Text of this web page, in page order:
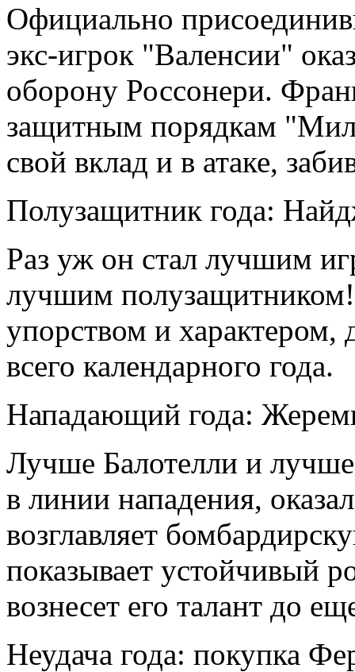
Официально
экс-игрок "Валенсии"
оборону Россонери.
защитным порядкам
свой вклад и в атаке,
Полузащитник года:
Раз уж он стал лучшим
лучшим
упорством и характером,
всего календарного года.
Нападающий года:
Лучше Балотелли и
в линии нападения,
возглавляет
показывает устойчивый
вознесет его талант до
Неудача года: покупка